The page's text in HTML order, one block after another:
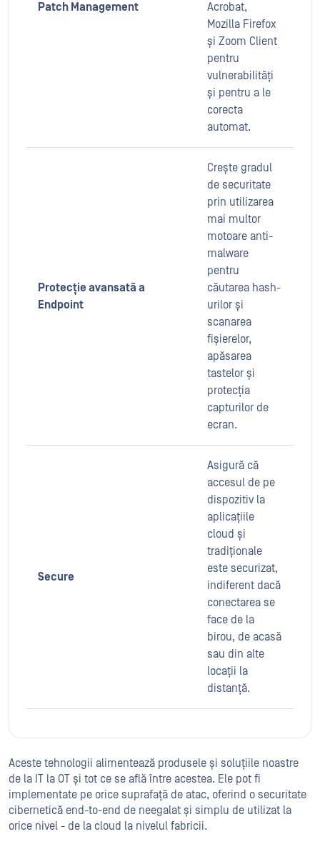
Patch Management
Acrobat,
Mozilla Firefox
și Zoom Client
pentru
vulnerabilități
și pentru a le
corecta
automat.
Protecție avansată a
Endpoint
Crește gradul
de securitate
prin utilizarea
mai multor
motoare anti-
malware
pentru
căutarea hash-
urilor și
scanarea
fișierelor,
apăsarea
tastelor și
protecția
capturilor de
ecran.
Secure
Asigură că
accesul de pe
dispozitiv la
aplicațiile
cloud și
tradiționale
este securizat,
indiferent dacă
conectarea se
face de la
birou, de acasă
sau din alte
locații la
distanță.
Aceste tehnologii alimentează produsele și soluțiile noastre
de la IT la OT și tot ce se află între acestea. Ele pot fi
implementate pe orice suprafață de atac, oferind o securitate
cibernetică end-to-end de neegalat și simplu de utilizat la
orice nivel - de la cloud la nivelul fabricii.